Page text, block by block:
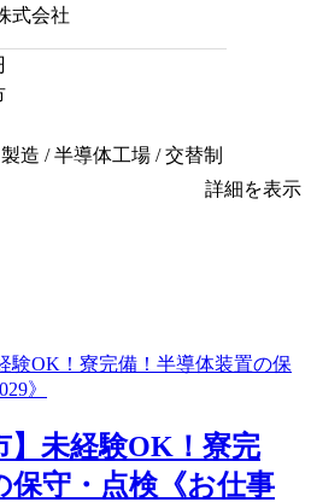
式会社
造 / 半導体工場 / 交替制
詳細を表示
】未経験OK！寮完
保守・点検《お仕事